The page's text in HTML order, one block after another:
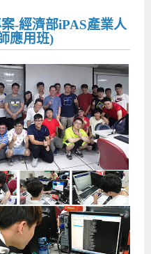
-經濟部iPAS產業人
應用班)